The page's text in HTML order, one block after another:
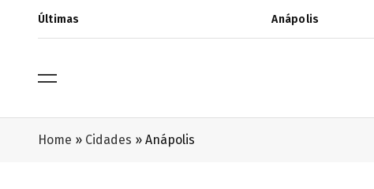
Últimas Anápolis
Home » Cidades » Anápolis